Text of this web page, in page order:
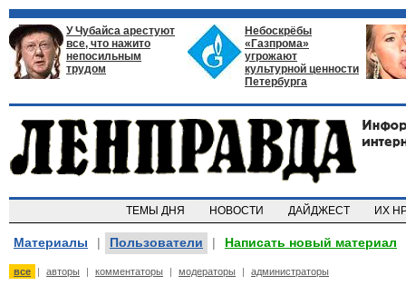
У Чубайса арестуют
все, что нажито
непосильным
трудом
Небоскрёбы
«Газпрома»
угрожают
культурной ценности
Петербурга
ТЕМЫ ДНЯ НОВОСТИ ДАЙДЖЕСТ ИХ
Материалы | Пользователи | Написать новый материал
все | авторы | комментаторы | модераторы | администраторы